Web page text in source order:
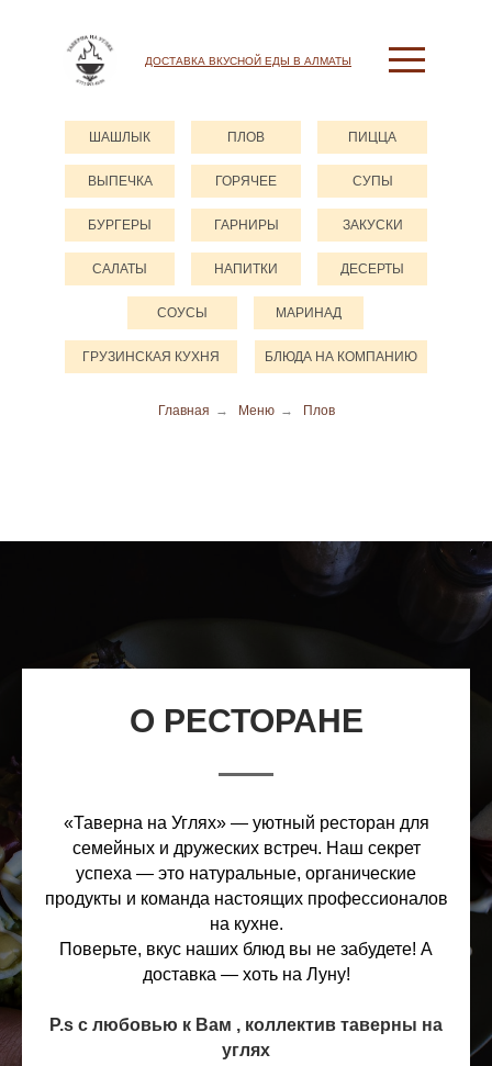
ДОСТАВКА ВКУСНОЙ ЕДЫ В АЛМАТЫ
ШАШЛЫК ПЛОВ ПИЦЦА
ВЫПЕЧКА ГОРЯЧЕЕ СУПЫ
БУРГЕРЫ
САЛАТЫ НАПИТКИ ДЕСЕРТЫ
СОУСЫ МАРИНАД
ГАРНИРЫ ЗАКУСКИ
ГРУЗИНСКАЯ КУХНЯ БЛЮДА НА КОМПАНИЮ
Главная → Меню → Плов
О РЕСТОРАНЕ
«Таверна на Углях» — уютный ресторан для
семейных и дружеских встреч. Наш секрет
успеха — это натуральные, органические
продукты и команда настоящих профессионалов
на кухне.
Поверьте, вкус наших блюд вы не забудете! А
доставка — хоть на Луну!
P.s с любовью к Вам , коллектив таверны на
углях